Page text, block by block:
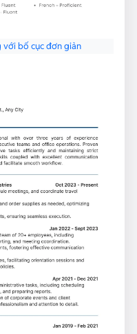
với bố cục đơn giản